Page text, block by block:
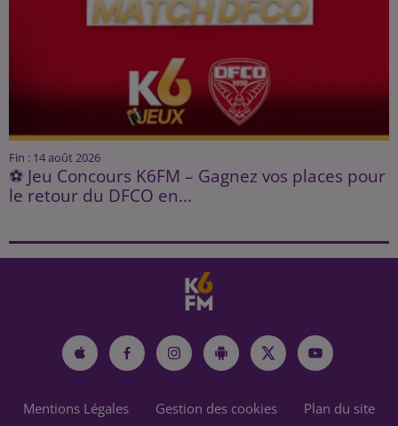
Fin : 14 août 2026
⚽ Jeu Concours K6FM – Gagnez vos places pour
le retour du DFCO en...
Mentions Légales Gestion des cookies Plan du site